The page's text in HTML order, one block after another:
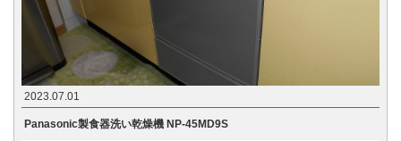
2023.07.01
Panasonic製食器洗い乾燥機 NP-45MD9S